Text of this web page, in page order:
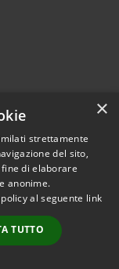
© 2026 • Comune di
• Powered by
•
Accesso
redazione
×
strettamente
del sito,
di elaborare
anonime.
al seguente link
TUTTO